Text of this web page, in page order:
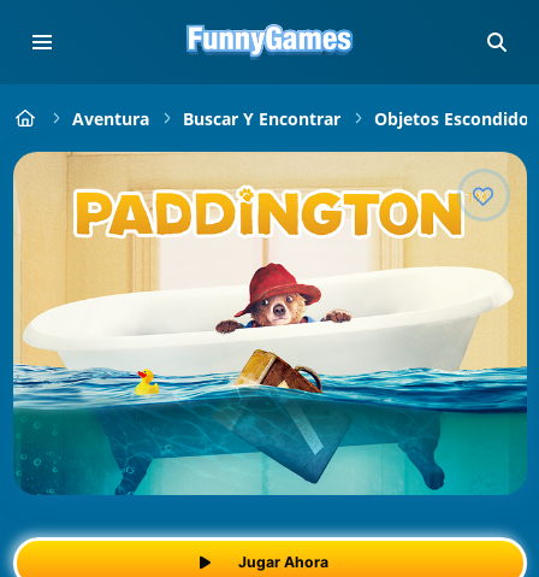
Aventura Buscar Y Encontrar Objetos Escondidos
Jugar Ahora